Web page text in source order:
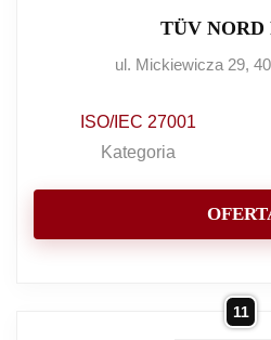
TÜV NORD
ul. Mickiewicza 29,
ISO/IEC 27001
Kategoria
11